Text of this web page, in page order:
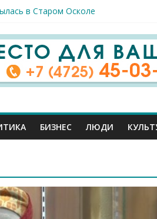
в Старом Осколе
у жителей Белгородчины под
с профессиональным праздником
БИЗНЕС ЛЮДИ